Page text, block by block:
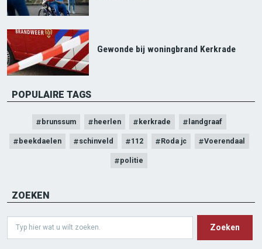
Gewonde bij woningbrand Kerkrade
POPULAIRE TAGS
brunssum heerlen kerkrade landgraaf
beekdaelen schinveld 112 Roda jc Voerendaal
politie
ZOEKEN